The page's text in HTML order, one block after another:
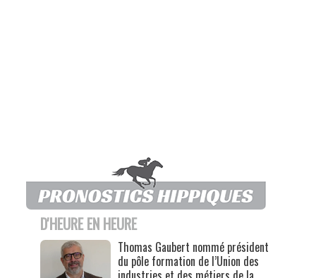
D'HEURE EN HEURE
Thomas Gaubert nommé président
du pôle formation de l’Union des